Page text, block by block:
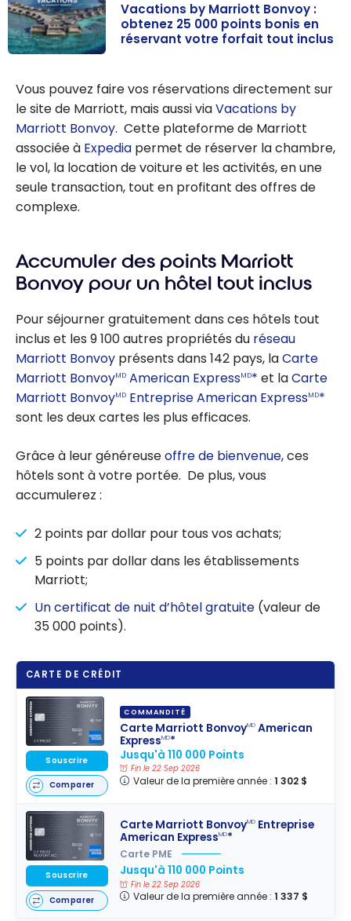
Marriott
Bonvoy :
obtenez 25 000
points bonis en
réservant votre
forfait tout
inclus
Vacations by Marriott Bonvoy :
obtenez 25 000 points bonis en
réservant votre forfait tout inclus
Vous pouvez faire vos réservations directement sur
le site de Marriott, mais aussi viaVacations by
Marriott Bonvoy. Cette plateforme de Marriott
associée à Expedia permet de réserver la chambre,
le vol, la location de voiture et les activités, en une
seule transaction, tout en profitant des offres de
complexe.
Accumuler des points Marriott
Bonvoy pour un hôtel tout inclus
Pour séjourner gratuitement dans ces hôtels tout
inclus et les 9 100 autres propriétés du réseau
Marriott Bonvoy présents dans 142 pays, laCarte
Marriott BonvoyMD American ExpressMD* et laCarte
Marriott BonvoyMD Entreprise American ExpressMD*
sont les deux cartes les plus efficaces.
Grâce à leur généreuseoffre de bienvenue, ces
hôtels sont à votre portée. De plus, vous
accumulerez :
2 points par dollar pour tous vos achats;
5 points par dollar dans les établissements
Marriott;
Un certificat de nuit d’hôtel gratuite (valeur de
35 000 points).
CARTE DE CRÉDIT
COMMANDITÉ
Carte Marriott BonvoyMD American
ExpressMD*
Jusqu'à 110 000 Points
Fin le 22 Sep 2026
Valeur de la première année : 1 302 $
Souscrire
Comparer
Carte Marriott BonvoyMD Entreprise
American ExpressMD*
Carte PME
Jusqu'à 110 000 Points
Fin le 22 Sep 2026
Valeur de la première année : 1 337 $
Souscrire
Comparer